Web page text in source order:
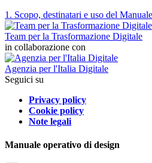
1. Scopo, destinatari e uso del
Team per la Trasformazione Digitale
in collaborazione con
Agenzia per l'Italia Digitale
Seguici su
Privacy policy
Cookie policy
Note legali
Manuale operativo di design